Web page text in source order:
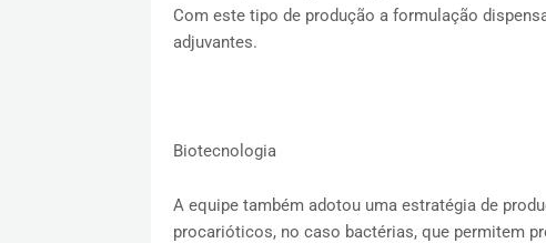
Com este tipo de produção a formulação
adjuvantes.
Biotecnologia
A equipe também adotou uma estratégia de
procarióticos, no caso bactérias, que permitem